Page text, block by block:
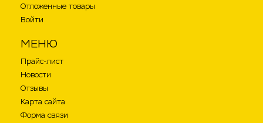
Отложенные товары
Войти
МЕНЮ
Прайс-лист
Новости
Отзывы
Карта сайта
Форма связи